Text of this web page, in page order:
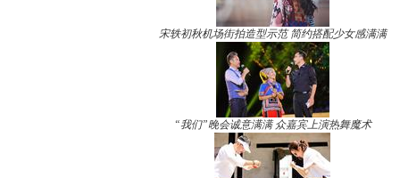
宋轶初秋机场街拍造型示范 简约搭配少女感满满
“我们”晚会诚意满满 众嘉宾上演热舞魔术